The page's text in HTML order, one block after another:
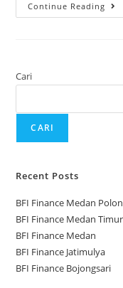
Continue Reading
Cari
CARI
Recent Posts
BFI Finance Medan
BFI Finance Medan Timur
BFI Finance Medan
BFI Finance Jatimulya
BFI Finance Bojongsari